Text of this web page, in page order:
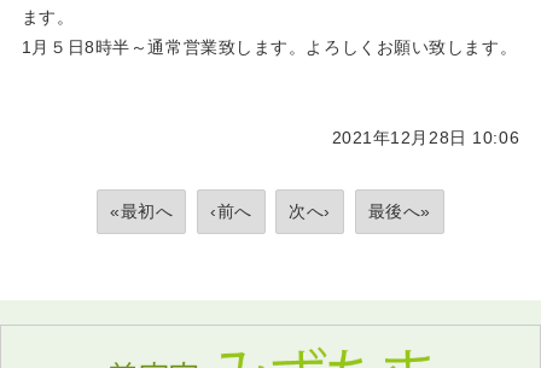
ます。
1月５日8時半～通常営業致します。よろしくお願い致します。
2021年12月28日 10:06
«最初へ ‹前へ 次へ› 最後へ»